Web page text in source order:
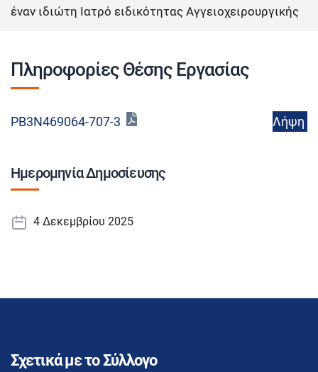
έναν ιδιώτη Ιατρό ειδικότητας Αγγειοχειρουργικής
Πληροφορίες Θέσης Εργασίας
ΡΒ3Ν469064-707-3 Λήψη
Ημερομηνία Δημοσίευσης
4 Δεκεμβρίου 2025
Σχετικά με το Σύλλογο